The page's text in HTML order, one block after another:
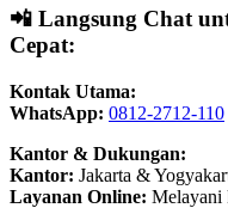
📲 Langsung Chat
Cepat:
Kontak Utama:
WhatsApp: 0812-2712-110
Kantor & Dukungan:
Kantor: Jakarta &
Layanan Online: Melayani